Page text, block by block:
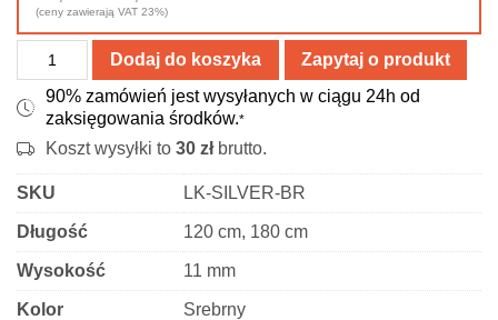
175,00 zł
do
(ceny zawierają VAT 23%)
ilość
Listwa
brodzikowa
spadkowa
-
stal
nierdzewna
-
srebrna
matowa
Dodaj do koszyka
Zapytaj o produkt
90% zamówień jest wysyłanych w ciągu 24h od
zaksięgowania środków.*
Koszt wysyłki to 30 złbrutto.
SKU LK-SILVER-BR
Długość 120 cm, 180 cm
Wysokość 11 mm
Kolor Srebrny